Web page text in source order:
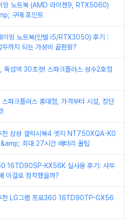
밍 노트북 (AMD 라이젠9, RTX5060)
구매 포인트
이밍 노트북(인텔 i5/RTX3050) 후기 :
까지 되는 가성비 끝판왕?
뚝섬역 30초컷! 스파크플러스 성수2호점
파크플러스 홍대점, 가격부터 시설, 장단
!
천 삼성 갤럭시북4 엣지 NT750XQA-K0
최대 27시간 배터리 꿀팁
16TD90SP-KX56K 실사용 후기: 사무
이걸로 정착했을까?
천 LG그램 프로360 16TD90TP-GX56